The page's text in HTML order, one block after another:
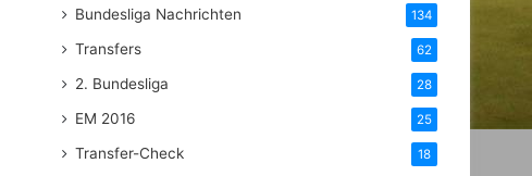
Bundesliga Nachrichten 134
Transfers 62
2. Bundesliga 28
EM 2016 25
Transfer-Check 18